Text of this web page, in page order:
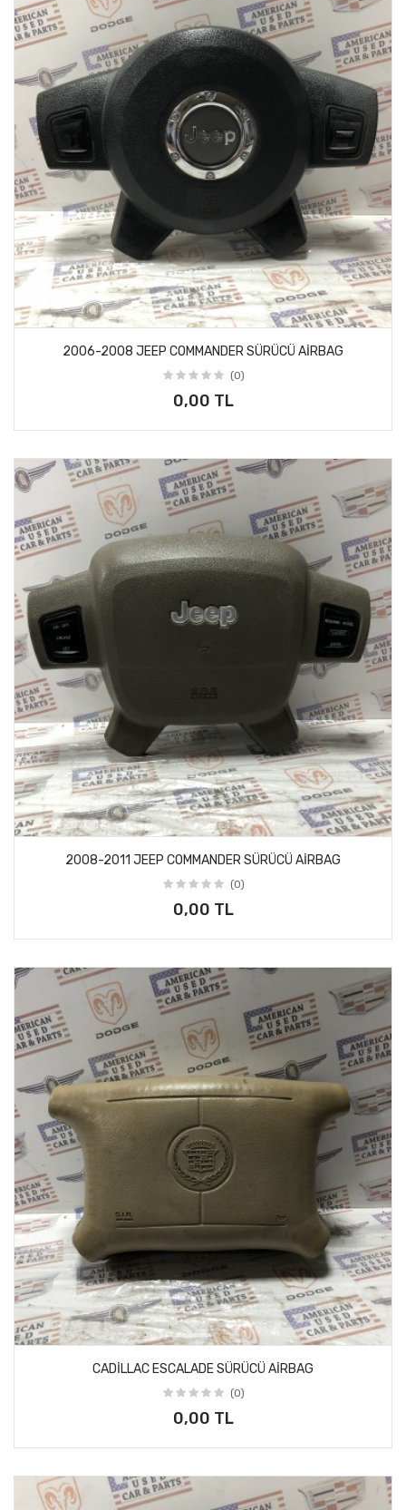
2006-2008 JEEP COMMANDER SÜRÜCÜ AİRBAG
(0)
0,00 TL
2008-2011 JEEP COMMANDER SÜRÜCÜ AİRBAG
(0)
0,00 TL
CADİLLAC ESCALADE SÜRÜCÜ AİRBAG
(0)
0,00 TL